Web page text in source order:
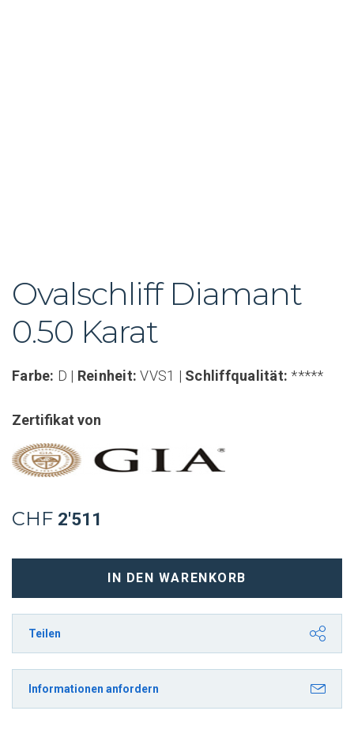
Ovalschliff Diamant
0.50 Karat
Farbe: D | Reinheit: VVS1 | Schliffqualität: *****
Zertifikat von
CHF 2'511
0.50
Karat
D
VVS1
kaufen
IN DEN WARENKORB
Teilen
Informationen anfordern